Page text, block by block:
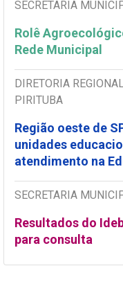
SECRETARIA
Rolê
Rede Municipal
DIRETORIA
PIRITUBA
Região oeste de
unidades
atendimento na
SECRETARIA
Resultados do
para consulta